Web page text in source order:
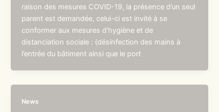
raison des mesures COVID-19, la présence d’un seul
parent est demandée, celui-ci est invité à se
conformer aux mesures d’hygiène et de
distanciation sociale : (désinfection des mains à
l’entrée du bâtiment ainsi que le port
News